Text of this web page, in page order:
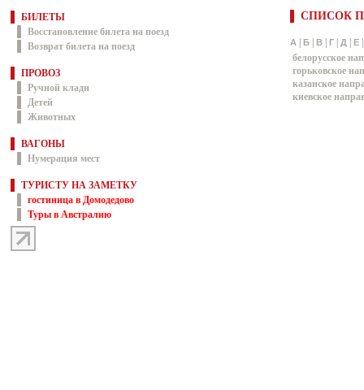
БИЛЕТЫ
Восстановление билета на поезд
Возврат билета на поезд
ПРОВОЗ
Ручной клади
Детей
Животных
ВАГОНЫ
Нумерация мест
ТУРИСТУ НА ЗАМЕТКУ
гостиница в Домодедово
Туры в Австралию
СПИСОК
А Б В Г Д Е
белорусское
горьковское
казанское
киевское